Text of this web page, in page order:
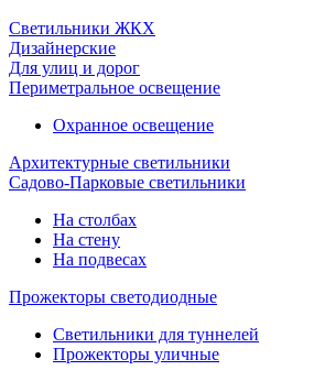
Светильники ЖКХ
Дизайнерские
Для улиц и дорог
Периметральное освещение
Охранное освещение
Архитектурные светильники
Садово-Парковые светильники
На столбах
На стену
На подвесах
Прожекторы светодиодные
Светильники для туннелей
Прожекторы уличные